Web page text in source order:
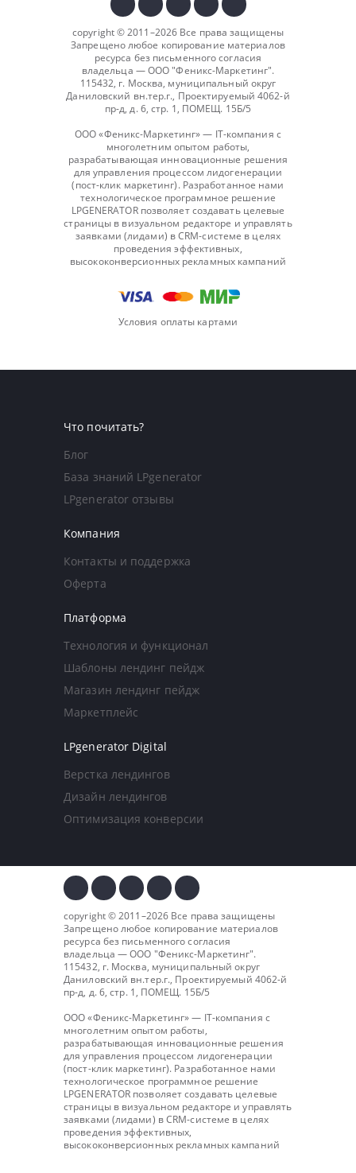
copyright © 2011–2026 Все права защищены
Запрещено любое копирование материалов
ресурса без письменного согласия
владельца — ООО "Феникс-Маркетинг".
115432, г. Москва, муниципальный округ
Даниловский вн.тер.г., Проектируемый 4062-й
пр-д, д. 6, стр. 1, ПОМЕЩ. 15Б/5
ООО «Феникс-Маркетинг» — IT-компания с
многолетним опытом работы,
разрабатывающая инновационные решения
для управления процессом лидогенерации
(пост-клик маркетинг). Разработанное нами
технологическое программное решение
LPGENERATOR позволяет создавать целевые
страницы в визуальном редакторе и управлять
заявками (лидами) в CRM-системе в целях
проведения эффективных,
высококонверсионных рекламных кампаний
Условия оплаты картами
Что почитать?
Блог
База знаний LPgenerator
LPgenerator отзывы
Компания
Контакты и поддержка
Оферта
Платформа
Технология и функционал
Шаблоны лендинг пейдж
Магазин лендинг пейдж
Маркетплейс
LPgenerator Digital
Верстка лендингов
Дизайн лендингов
Оптимизация конверсии
copyright © 2011–2026 Все права защищены
Запрещено любое копирование материалов
ресурса без письменного согласия
владельца — ООО "Феникс-Маркетинг".
115432, г. Москва, муниципальный округ
Даниловский вн.тер.г., Проектируемый 4062-й
пр-д, д. 6, стр. 1, ПОМЕЩ. 15Б/5
ООО «Феникс-Маркетинг» — IT-компания с
многолетним опытом работы,
разрабатывающая инновационные решения
для управления процессом лидогенерации
(пост-клик маркетинг). Разработанное нами
технологическое программное решение
LPGENERATOR позволяет создавать целевые
страницы в визуальном редакторе и управлять
заявками (лидами) в CRM-системе в целях
проведения эффективных,
высококонверсионных рекламных кампаний